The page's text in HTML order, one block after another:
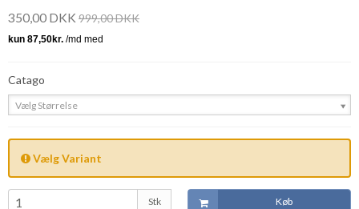
350,00 DKK 999,00 DKK
Catago
Vælg Størrelse
Vælg Variant
Stk Køb